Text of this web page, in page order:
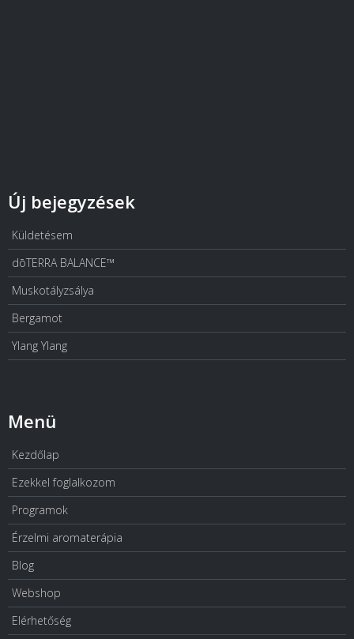
Új bejegyzések
Küldetésem
dōTERRA BALANCE™
Muskotályzsálya
Bergamot
Ylang Ylang
Menü
Kezdőlap
Ezekkel foglalkozom
Programok
Érzelmi aromaterápia
Blog
Webshop
Elérhetőség